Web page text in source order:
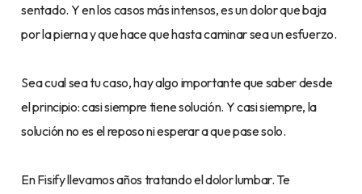
sentado. Y en los casos más intensos, es un dolor que baja
por la pierna y que hace que hasta caminar sea un esfuerzo.
Sea cual sea tu caso, hay algo importante que saber desde
el principio: casi siempre tiene solución. Y casi siempre, la
solución no es el reposo ni esperar a que pase solo.
En Fisify llevamos años tratando el dolor lumbar. Te